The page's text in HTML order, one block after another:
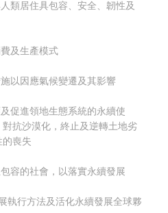
類居住具包容、安全、韌性及
及生產模式
以因應氣候變遷及其影響
促進領地生態系統的永續使
抗沙漠化，終止及逆轉土地劣
的喪失
容的社會，以落實永續發展
執行方法及活化永續發展全球夥